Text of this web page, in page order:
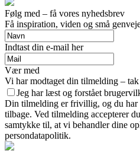
Følg med – få vores nyhedsbrev
Få inspiration, viden og små
Indtast din e-mail her
Vær med
Vi har modtaget din tilmelding – tak
Jeg har læst og forstået
Din tilmelding er frivillig, og du
tilbage. Ved tilmelding accepterer
samtykke til, at vi behandler dine
persondatapolitik.